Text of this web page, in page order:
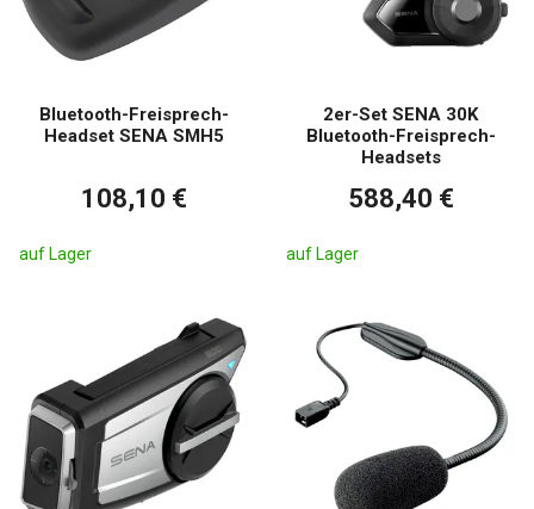
Bluetooth-Freisprech-
Headset SENA SMH5
108,10 €
auf Lager
2er-Set SENA 30K
Bluetooth-Freisprech-
Headsets
588,40 €
auf Lager